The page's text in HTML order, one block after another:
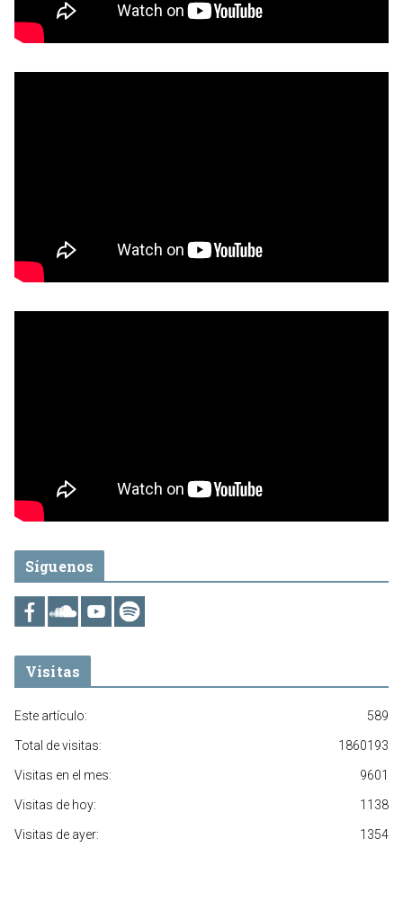
Síguenos
Visitas
589
Este artículo:
1860193
Total de visitas:
9601
Visitas en el mes:
1138
Visitas de hoy:
1354
Visitas de ayer: